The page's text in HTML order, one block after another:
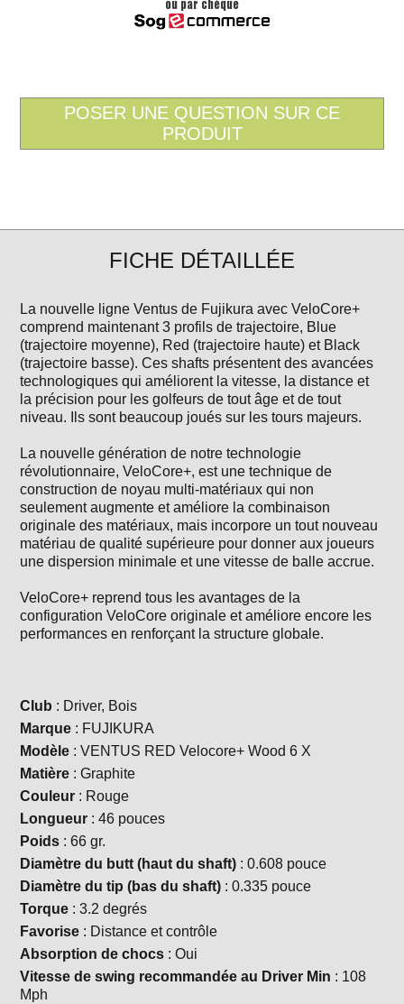
ou par chèque
FICHE DÉTAILLÉE
La nouvelle ligne Ventus de Fujikura avec VeloCore+
comprend maintenant 3 profils de trajectoire, Blue
(trajectoire moyenne), Red (trajectoire haute) et Black
(trajectoire basse). Ces shafts présentent des avancées
technologiques qui améliorent la vitesse, la distance et
la précision pour les golfeurs de tout âge et de tout
niveau. Ils sont beaucoup joués sur les tours majeurs.
La nouvelle génération de notre technologie
révolutionnaire, VeloCore+, est une technique de
construction de noyau multi-matériaux qui non
seulement augmente et améliore la combinaison
originale des matériaux, mais incorpore un tout nouveau
matériau de qualité supérieure pour donner aux joueurs
une dispersion minimale et une vitesse de balle accrue.
VeloCore+ reprend tous les avantages de la
configuration VeloCore originale et améliore encore les
performances en renforçant la structure globale.
Club : Driver, Bois
Marque : FUJIKURA
Modèle : VENTUS RED Velocore+ Wood 6 X
Matière : Graphite
Couleur : Rouge
Longueur : 46 pouces
Poids : 66 gr.
Diamètre du butt (haut du shaft) : 0.608 pouce
Diamètre du tip (bas du shaft) : 0.335 pouce
Torque : 3.2 degrés
Favorise : Distance et contrôle
Absorption de chocs : Oui
Vitesse de swing recommandée au Driver Min : 108
Mph